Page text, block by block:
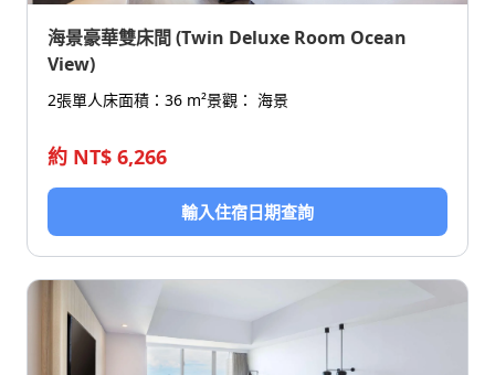
海景豪華雙床間 (Twin Deluxe Room Ocean
View)
2張單人床面積：36 m²景觀： 海景
約 NT$ 6,266
輸入住宿日期查詢